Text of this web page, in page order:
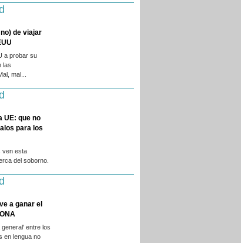
de viajar
a probar su
las
mal...
UE: que no
para los
ven esta
del soborno.
a ganar el
entre los
en lengua no